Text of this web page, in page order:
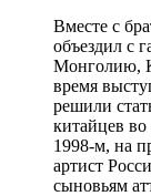
Вместе с
объездил с
Монголию,
время
решили
китайцев
1998-м, на
артист
сыновьям